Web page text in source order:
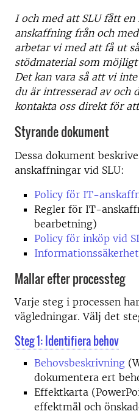
I och med att SLU fått
anskaffning från och
arbetar vi med att få ut
stödmaterial som möjligt
Det kan vara så att vi
du är intresserad av och
kontakta oss direkt för
Styrande dokument
Dessa dokument
anskaffningar vid SLU:
Policy för IT-
Regler för IT-
bearbetning)
Policy för inköp vid
Mallar efter processteg
Varje steg i processen
vägledningar. Välj det
Steg 1: Identifiera behov
Behovsbeskrivning
dokumentera ert
Effektkarta
effektmål och